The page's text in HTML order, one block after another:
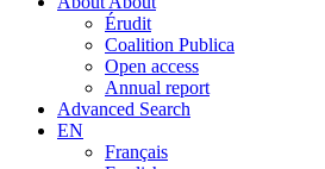
Érudit
Coalition Publica
Open access
Annual report
Advanced Search
EN
Français